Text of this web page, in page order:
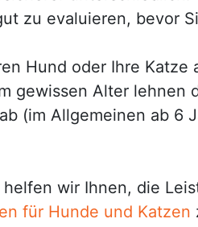
zu evaluieren, bevor
Hund oder Ihre Katze
gewissen Alter lehnen
(im Allgemeinen ab 6
wir Ihnen, die
für Hunde und Katzen